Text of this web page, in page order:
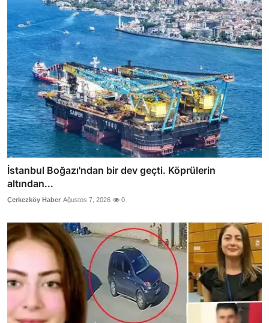
İstanbul Boğazı'ndan bir dev geçti. Köprülerin
altından...
Çerkezköy Haber Ağustos 7, 2026 0